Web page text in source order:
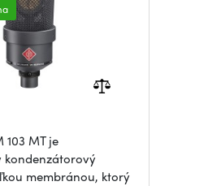
103 MT je
membránou, ktorý